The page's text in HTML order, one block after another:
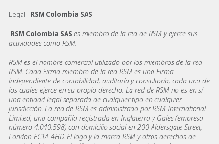
Legal - RSM Colombia SAS
RSM Colombia SAS es miembro de la red de RSM y ejerce sus
actividades como RSM.
RSM es el nombre comercial utilizado por los miembros de la red
RSM. Cada Firma miembro de la red RSM es una Firma
independiente de contabilidad, auditoría y consultoría, cada uno de
los cuales ejerce en su propio derecho. La red de RSM no es en sí
una entidad legal separada de cualquier tipo en cualquier
jurisdicción. La red de RSM es administrado por RSM International
Limited, una compañía registrada en Inglaterra y Gales (empresa
número 4.040.598) con domicilio social en 200 Aldersgate Street,
London EC1A 4HD. El logo y la marca RSM y otros derechos de